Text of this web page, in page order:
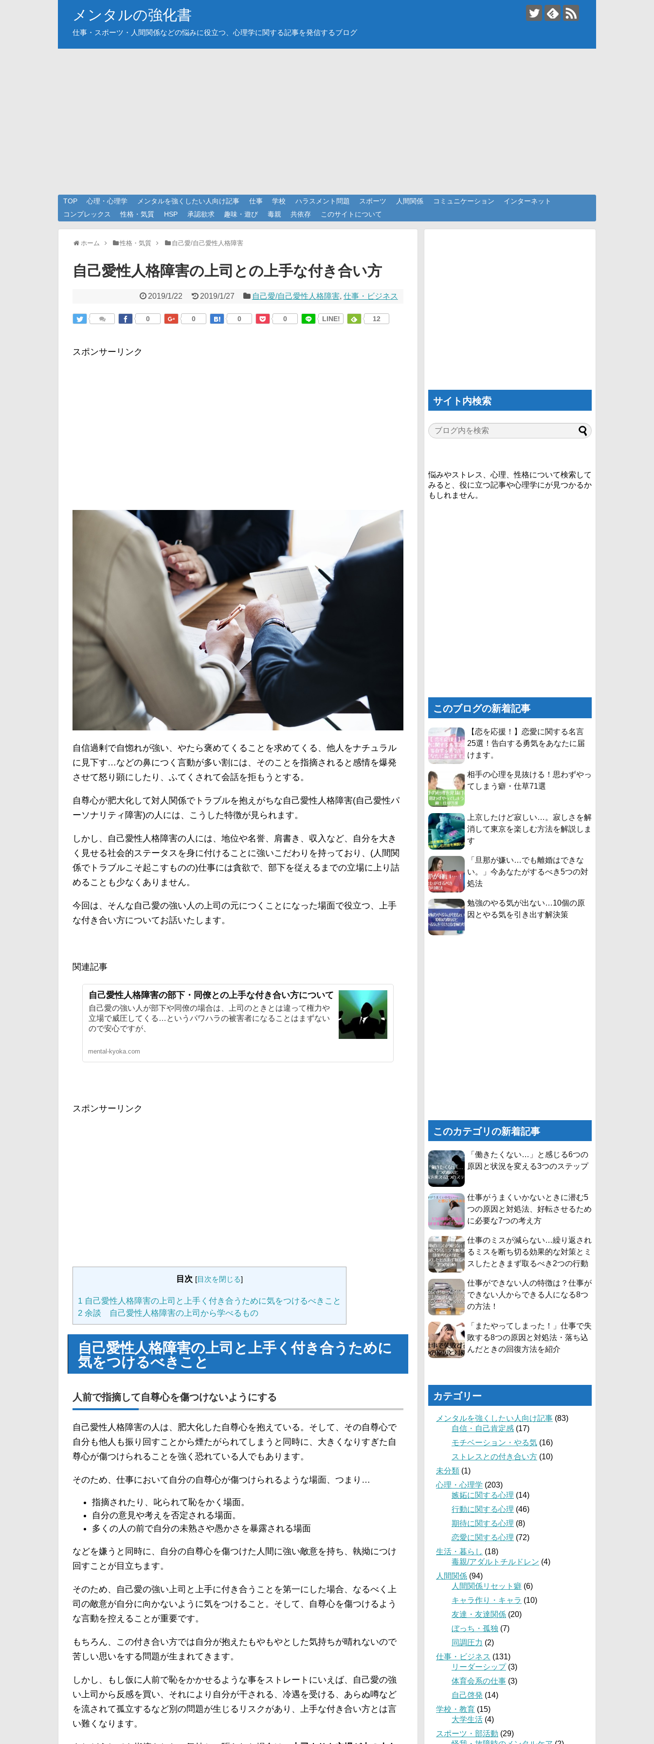
メンタルの強化書
仕事・スポーツ・人間関係などの悩みに役立つ、心理学に関する記事を発信するブログ
TOP 心理・心理学 メンタルを強くしたい人向け記事 仕事 学校 ハラスメント問題 スポーツ 人間関係 コミュニケーション
インターネット
コンプレックス
性格・気質 HSP 承認欲求 趣味・遊び 毒親 共依存 このサイトについて
ホーム 性格・気質 自己愛/自己愛性人格障害
自己愛性人格障害の上司との上手な付き合い方
2019/1/22 2019/1/27 自己愛/自己愛性人格障害, 仕事・ビジネス
0 0 0 0 LINE! 12
スポンサーリンク
自信過剰で自惚れが強い、やたら褒めてくることを求めてくる、他人をナチュラル
に見下す…などの鼻につく言動が多い割には、そのことを指摘されると感情を爆発
させて怒り顕にしたり、ふてくされて会話を拒もうとする。
自尊心が肥大化して対人関係でトラブルを抱えがちな自己愛性人格障害(自己愛性パ
ーソナリティ障害)の人には、こうした特徴が見られます。
しかし、自己愛性人格障害の人には、地位や名誉、肩書き、収入など、自分を大き
く見せる社会的ステータスを身に付けることに強いこだわりを持っており、(人間関
係でトラブルこそ起こすものの)仕事には貪欲で、部下を従えるまでの立場に上り詰
めることも少なくありません。
今回は、そんな自己愛の強い人の上司の元につくことになった場面で役立つ、上手
な付き合い方についてお話いたします。
関連記事
自己愛性人格障害の部下・同僚との上手な付き合い方について
自己愛の強い人が部下や同僚の場合は、上司のときとは違って権力や
立場で威圧してくる…というパワハラの被害者になることはまずない
ので安心ですが、
mental-kyoka.com
スポンサーリンク
目次 [目次を閉じる]
1 自己愛性人格障害の上司と上手く付き合うために気をつけるべきこと
2 余談 自己愛性人格障害の上司から学べるもの
自己愛性人格障害の上司と上手く付き合うために
気をつけるべきこと
人前で指摘して自尊心を傷つけないようにする
自己愛性人格障害の人は、肥大化した自尊心を抱えている。そして、その自尊心で
自分も他人も振り回すことから煙たがられてしまうと同時に、大きくなりすぎた自
尊心が傷つけられることを強く恐れている人でもあります。
そのため、仕事において自分の自尊心が傷つけられるような場面、つまり…
指摘されたり、叱られて恥をかく場面。
自分の意見や考えを否定される場面。
多くの人の前で自分の未熟さや愚かさを暴露される場面
などを嫌うと同時に、自分の自尊心を傷つけた人間に強い敵意を持ち、執拗につけ
回すことが目立ちます。
そのため、自己愛の強い上司と上手に付き合うことを第一にした場合、なるべく上
司の敵意が自分に向かないように気をつけること。そして、自尊心を傷つけるよう
な言動を控えることが重要です。
もちろん、この付き合い方では自分が抱えたもやもやとした気持ちが晴れないので
苦しい思いをする問題が生まれてきます。
しかし、もし仮に人前で恥をかかせるような事をストレートにいえば、自己愛の強
い上司から反感を買い、それにより自分が干される、冷遇を受ける、あらぬ噂など
を流されて孤立するなど別の問題が生じるリスクがあり、上手な付き合い方とは言
い難くなります。
サイト内検索
悩みやストレス、心理、性格について検索して
みると、役に立つ記事や心理学にが見つかるか
もしれません。
このブログの新着記事
【恋を応援！】恋愛に関する名言
25選！告白する勇気をあなたに届
けます。
相手の心理を見抜ける！思わずやっ
てしまう癖・仕草71選
上京したけど寂しい…。寂しさを解
消して東京を楽しむ方法を解説しま
す
「旦那が嫌い…でも離婚はできな
い。」今あなたがするべき5つの対
処法
勉強のやる気が出ない…10個の原
因とやる気を引き出す解決策
このカテゴリの新着記事
「働きたくない…」と感じる6つの
原因と状況を変える3つのステップ
仕事がうまくいかないときに潜む5
つの原因と対処法、好転させるため
に必要な7つの考え方
仕事のミスが減らない…繰り返され
るミスを断ち切る効果的な対策とミ
スしたときまず取るべき2つの行動
仕事ができない人の特徴は？仕事が
できない人からできる人になる8つ
の方法！
「またやってしまった！」仕事で失
敗する8つの原因と対処法・落ち込
んだときの回復方法を紹介
カテゴリー
メンタルを強くしたい人向け記事 (83)
自信・自己肯定感 (17)
モチベーション・やる気 (16)
ストレスとの付き合い方 (10)
未分類 (1)
心理・心理学 (203)
嫉妬に関する心理 (14)
行動に関する心理 (46)
期待に関する心理 (8)
恋愛に関する心理 (72)
生活・暮らし (18)
毒親/アダルトチルドレン (4)
人間関係 (94)
人間関係リセット癖 (6)
キャラ作り・キャラ (10)
友達・友達関係 (20)
ぼっち・孤独 (7)
同調圧力 (2)
仕事・ビジネス (131)
リーダーシップ(3)
体育会系の仕事 (3)
自己啓発 (14)
学校・教育 (15)
大学生活 (4)
スポーツ・部活動 (29)